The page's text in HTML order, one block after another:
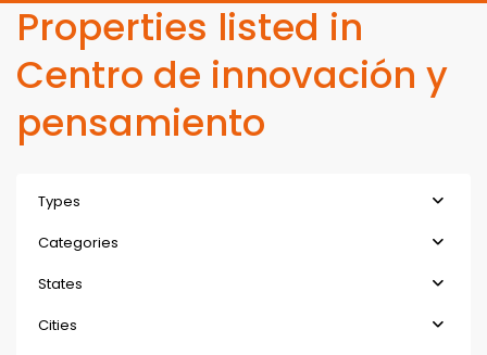
Properties listed in
Centro de innovación y
pensamiento
Types
Categories
States
Cities